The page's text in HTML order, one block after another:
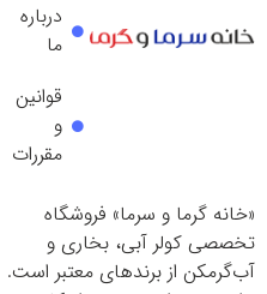
درباره
ما
قوانین
و
مقررات
«خانه گرما و سرما» فروشگاه
تخصصی کولر آبی، بخاری و
آب‌گرمکن از برندهای معتبر است.